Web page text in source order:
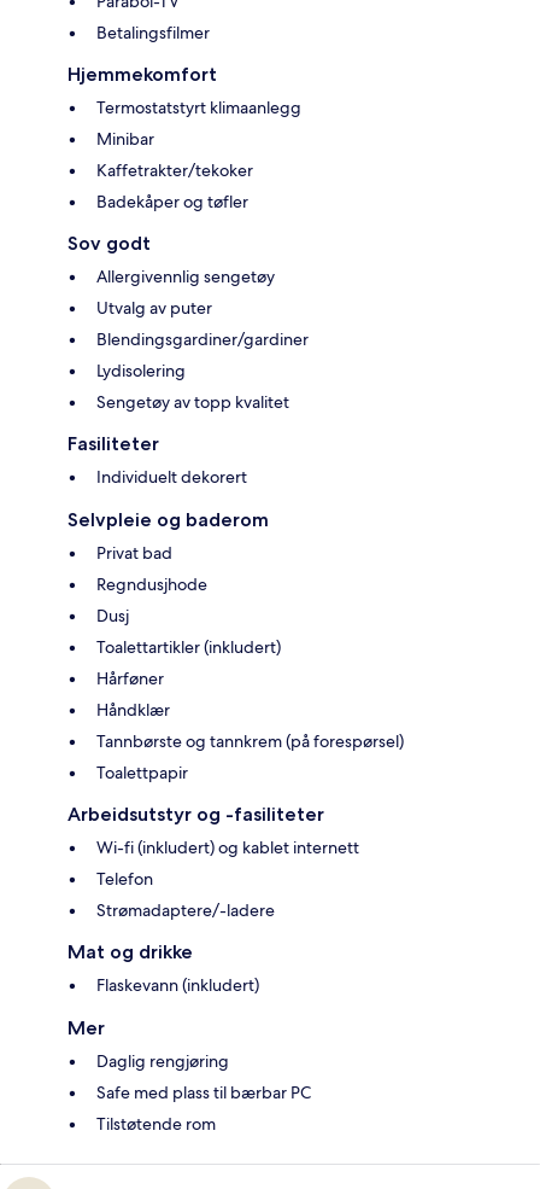
Betalingsfilmer
Hjemmekomfort
Termostatstyrt klimaanlegg
Minibar
Kaffetrakter/tekoker
Badekåper og tøfler
Sov godt
Allergivennlig sengetøy
Utvalg av puter
Blendingsgardiner/gardiner
Lydisolering
Sengetøy av topp kvalitet
Fasiliteter
Individuelt dekorert
Selvpleie og baderom
Privat bad
Regndusjhode
Dusj
Toalettartikler (inkludert)
Hårføner
Håndklær
Tannbørste og tannkrem (på forespørsel)
Toalettpapir
Arbeidsutstyr og -fasiliteter
Wi-fi (inkludert) og kablet internett
Telefon
Strømadaptere/-ladere
Mat og drikke
Flaskevann (inkludert)
Mer
Daglig rengjøring
Safe med plass til bærbar PC
Tilstøtende rom